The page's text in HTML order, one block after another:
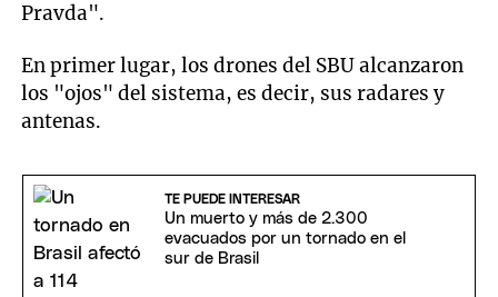
Pravda".
En primer lugar, los drones del SBU alcanzaron
los "ojos" del sistema, es decir, sus radares y
antenas.
TE PUEDE INTERESAR
Un muerto y más de 2.300
evacuados por un tornado en el
sur de Brasil